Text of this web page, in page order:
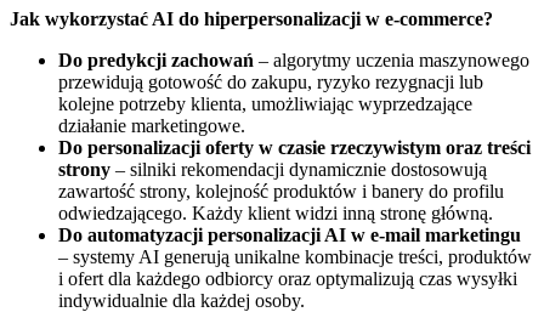
Jak wykorzystać AI do hiperpersonalizacji w e-commerce?
Do predykcji zachowań – algorytmy uczenia maszynowego
przewidują gotowość do zakupu, ryzyko rezygnacji lub
kolejne potrzeby klienta, umożliwiając wyprzedzające
działanie marketingowe.
Do personalizacji oferty w czasie rzeczywistym oraz treści
strony – silniki rekomendacji dynamicznie dostosowują
zawartość strony, kolejność produktów i banery do profilu
odwiedzającego. Każdy klient widzi inną stronę główną.
Do automatyzacji personalizacji AI w e-mail marketingu
– systemy AI generują unikalne kombinacje treści, produktów
i ofert dla każdego odbiorcy oraz optymalizują czas wysyłki
indywidualnie dla każdej osoby.